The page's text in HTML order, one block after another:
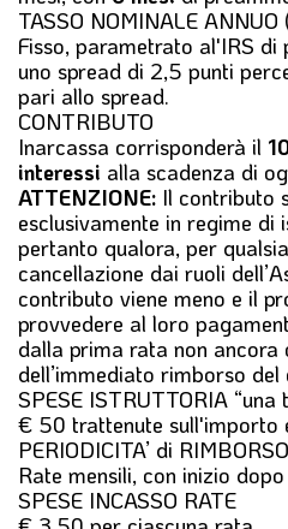
TASSO NOMINALE
Fisso, parametrato al'IRS
uno spread di 2,5 punti
pari allo spread.
CONTRIBUTO
Inarcassa corrisponderà il
interessi alla scadenza di
ATTENZIONE: Il contributo
esclusivamente in regime di
pertanto qualora, per
cancellazione dai ruoli
contributo viene meno e il
provvedere al loro
dalla prima rata non ancora
dell’immediato rimborso
SPESE ISTRUTTORIA “una
€ 50 trattenute sull'importo
PERIODICITA’ di RIMBORSO
Rate mensili, con inizio
SPESE INCASSO RATE